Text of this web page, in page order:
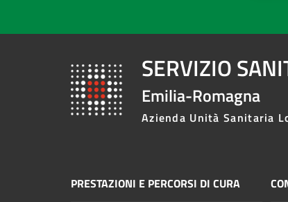
SERVIZIO
Emilia-Romagna
Azienda Unità Sanitaria
PRESTAZIONI E PERCORSI DI CURA